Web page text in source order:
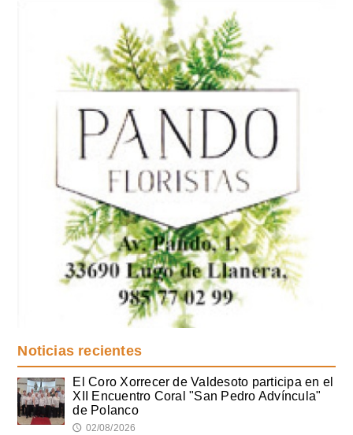
Noticias recientes
El Coro Xorrecer de Valdesoto participa en el
XII Encuentro Coral "San Pedro Advíncula"
de Polanco
🕔 02/08/2026